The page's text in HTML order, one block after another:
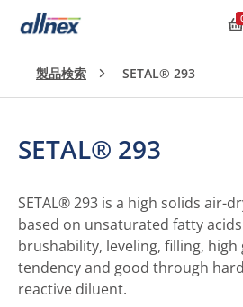
製品検索 SETAL® 293
SETAL® 293
SETAL® 293 is a high solids air-
based on unsaturated fatty
brushability, leveling, filling, high
tendency and good through
reactive diluent.